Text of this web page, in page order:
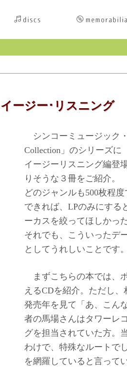
discs memorabilia
ージー･リスニング
シンコーミュージック
Collection」のシリーズに
イージーリスニング編登
りそうな３冊をご紹介。
どのジャンルも500枚程
できれば、LPのみにする
ーカスを絞ってほしかっ
それでも、こういったデ
としてうれしいことです。
まずこちらの本では、
えるCDを紹介。ただし
発売年を見て「あ、こん
者の馬場さんはタワーレ
グを担当されていた方。
わけで、特殊なルートで
を網羅していると言って